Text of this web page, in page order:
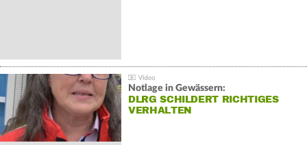
Notlage in Gewässern:
DLRG SCHILDERT RICHTIGES
VERHALTEN